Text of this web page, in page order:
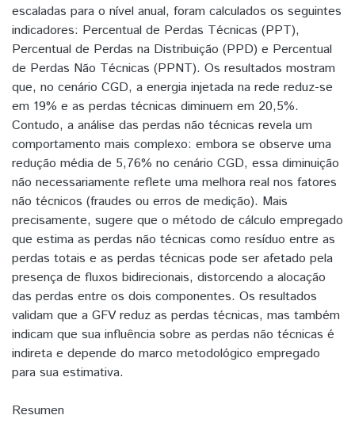
escaladas para o nível anual, foram calculados os seguintes
indicadores: Percentual de Perdas Técnicas (PPT),
Percentual de Perdas na Distribuição (PPD) e Percentual
de Perdas Não Técnicas (PPNT). Os resultados mostram
que, no cenário CGD, a energia injetada na rede reduz-se
em 19% e as perdas técnicas diminuem em 20,5%.
Contudo, a análise das perdas não técnicas revela um
comportamento mais complexo: embora se observe uma
redução média de 5,76% no cenário CGD, essa diminuição
não necessariamente reflete uma melhora real nos fatores
não técnicos (fraudes ou erros de medição). Mais
precisamente, sugere que o método de cálculo empregado
que estima as perdas não técnicas como resíduo entre as
perdas totais e as perdas técnicas pode ser afetado pela
presença de fluxos bidirecionais, distorcendo a alocação
das perdas entre os dois componentes. Os resultados
validam que a GFV reduz as perdas técnicas, mas também
indicam que sua influência sobre as perdas não técnicas é
indireta e depende do marco metodológico empregado
para sua estimativa.
Resumen